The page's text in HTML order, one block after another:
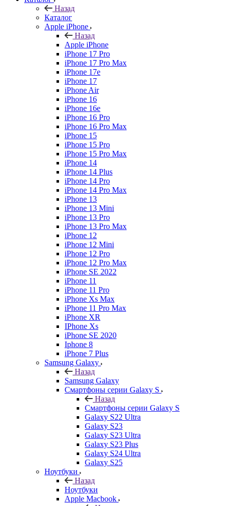
Назад
Каталог
Apple iPhone
Назад
Apple iPhone
iPhone 17 Pro
iPhone 17 Pro Max
iPhone 17e
iPhone 17
iPhone Air
iPhone 16
iPhone 16e
iPhone 16 Pro
iPhone 16 Pro Max
iPhone 15
iPhone 15 Pro
iPhone 15 Pro Max
iPhone 14
iPhone 14 Plus
iPhone 14 Pro
iPhone 14 Pro Max
iPhone 13
iPhone 13 Mini
iPhone 13 Pro
iPhone 13 Pro Max
iPhone 12
iPhone 12 Mini
iPhone 12 Pro
iPhone 12 Pro Max
iPhone SE 2022
iPhone 11
iPhone 11 Pro
iPhone Xs Max
iPhone 11 Pro Max
iPhone XR
IPhone Xs
iPhone SE 2020
Iphone 8
iPhone 7 Plus
Samsung Galaxy
Назад
Samsung Galaxy
Смартфоны серии Galaxy S
Назад
Смартфоны серии Galaxy S
Galaxy S22 Ultra
Galaxy S23
Galaxy S23 Ultra
Galaxy S23 Plus
Galaxy S24 Ultra
Galaxy S25
Ноутбуки
Назад
Ноутбуки
Apple Macbook